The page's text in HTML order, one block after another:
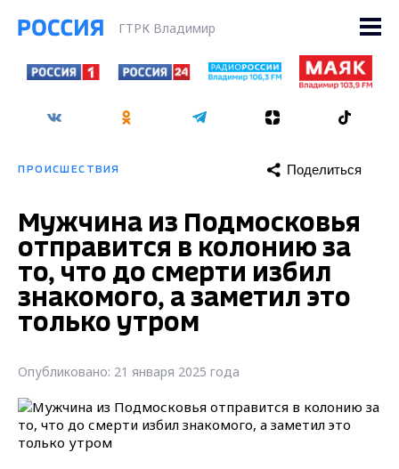
ГТРК Владимир
ПРОИСШЕСТВИЯ Поделиться
Мужчина из Подмосковья
отправится в колонию за
то, что до смерти избил
знакомого, а заметил это
только утром
Опубликовано: 21 января 2025 года